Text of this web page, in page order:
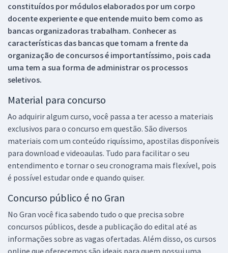
constituídos por módulos elaborados por um corpo
docente experiente e que entende muito bem como as
bancas organizadoras trabalham. Conhecer as
características das bancas que tomam a frente da
organização de concursos é importantíssimo, pois cada
uma tem a sua forma de administrar os processos
seletivos.
Material para concurso
Ao adquirir algum curso, você passa a ter acesso a materiais
exclusivos para o concurso em questão. São diversos
materiais com um conteúdo riquíssimo, apostilas disponíveis
para download e videoaulas. Tudo para facilitar o seu
entendimento e tornar o seu cronograma mais flexível, pois
é possível estudar onde e quando quiser.
Concurso público é no Gran
No Gran você fica sabendo tudo o que precisa sobre
concursos públicos, desde a publicação do edital até as
informações sobre as vagas ofertadas. Além disso, os cursos
online que oferecemos são ideais para quem possui uma